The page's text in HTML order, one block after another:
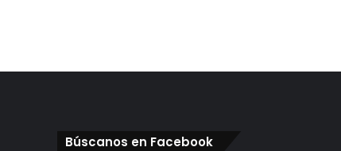
Búscanos en Facebook